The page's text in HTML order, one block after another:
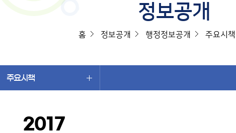
정보공개
홈 정보공개 행정정보공개 주요시책
주요시책
2017